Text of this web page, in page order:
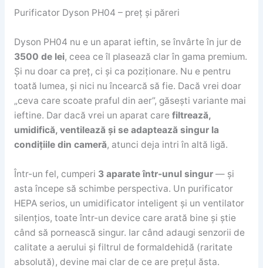
Purificator Dyson PH04 – preț și păreri
Dyson PH04 nu e un aparat ieftin, se învârte în jur de
3500 de lei, ceea ce îl plasează clar în gama premium.
Și nu doar ca preț, ci și ca poziționare. Nu e pentru
toată lumea, și nici nu încearcă să fie. Dacă vrei doar
„ceva care scoate praful din aer”, găsești variante mai
ieftine. Dar dacă vrei un aparat care filtrează,
umidifică, ventilează și se adaptează singur la
condițiile din cameră, atunci deja intri în altă ligă.
Într-un fel, cumperi 3 aparate într-unul singur— și
asta începe să schimbe perspectiva. Un purificator
HEPA serios, un umidificator inteligent și un ventilator
silențios, toate într-un device care arată bine și știe
când să pornească singur. Iar când adaugi senzorii de
calitate a aerului și filtrul de formaldehidă (raritate
absolută), devine mai clar de ce are prețul ăsta.